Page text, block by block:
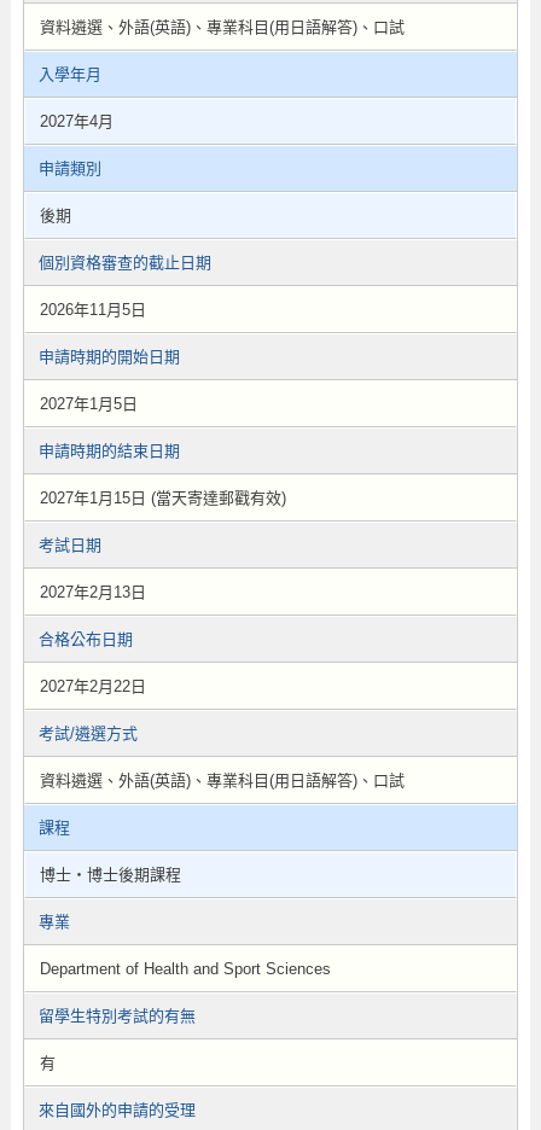
資料遴選、外語(英語)、專業科目(用日語解答)、口試
入學年月
2027年4月
申請類別
後期
個別資格審查的截止日期
2026年11月5日
申請時期的開始日期
2027年1月5日
申請時期的結束日期
2027年1月15日 (當天寄達郵戳有效)
考試日期
2027年2月13日
合格公布日期
2027年2月22日
考試/遴選方式
資料遴選、外語(英語)、專業科目(用日語解答)、口試
課程
博士・博士後期課程
專業
Department of Health and Sport Sciences
留學生特別考試的有無
有
來自國外的申請的受理